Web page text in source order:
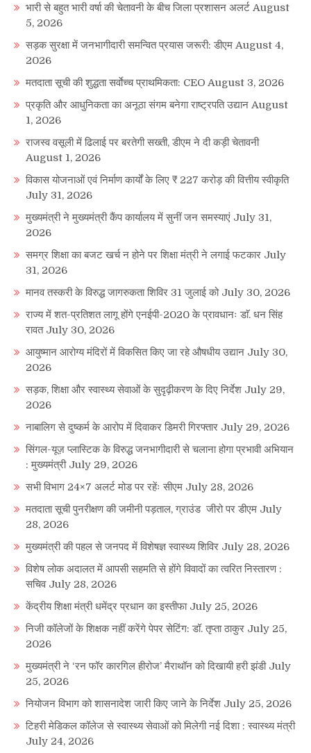
भारी से बहुत भारी वर्षा की चेतावनी के बीच जिला प्रशासन अलर्ट August
5, 2026
सड़क सुरक्षा में जनभागीदारी समन्वित प्रयास जरूरी: डीएम August 4,
2026
मतदाता सूची की शुद्धता सर्वाेच्च प्राथमिकता: CEO August 3, 2026
प्रकृति और आधुनिकता का अनूठा संगम बनेगा राष्ट्रपति उद्यान August
1, 2026
राजस्व वसूली में ढिलाई पर बरतेगी सख्ती, डीएम ने दी कड़ी चेतावनी
August 1, 2026
विकास योजनाओं एवं निर्माण कार्यों के लिए ₹ 227 करोड़ की वित्तीय स्वीकृति
July 31, 2026
मुख्यमंत्री ने मुख्यमंत्री कैंप कार्यालय में सुनीं जन समस्याएं July 31,
2026
समग्र शिक्षा का बजट खर्च न होने पर शिक्षा मंत्री ने लगाई फटकार July
31, 2026
मानव तस्करी के विरुद्ध जागरुकता शिविर 31 जुलाई को July 30, 2026
राज्य में शत-प्रतिशत लागू होंगे एनईपी-2020 के प्रावधानः डाॅ. धन सिंह
रावत July 30, 2026
आयुष्मान आरोग्य मंदिरों में विकसित किए जा रहे औषधीय उद्यान July 30,
2026
सड़क, शिक्षा और स्वास्थ्य सेवाओं के सुदृढ़ीकरण के दिए निर्देश July 29,
2026
नाबालिग से दुष्कर्म के आरोप में दिवाकर डिमरी गिरफ्तार July 29, 2026
सिंगल-यूज़ प्लास्टिक के विरुद्ध जनभागीदारी से चलाना होगा प्रभावी अभियान
: मुख्यमंत्री July 29, 2026
सभी विभाग 24×7 अलर्ट मोड पर रहेंः सीएम July 28, 2026
मतदाता सूची पुनरीक्षण की जमीनी पड़ताल, ग्राउंड जीरो पर डीएम July
28, 2026
मुख्यमंत्री की पहल से जनपद में विशेषज्ञ स्वास्थ्य शिविर July 28, 2026
विशेष लोक अदालत में आपसी सहमति से होंगे विवादों का त्वरित निस्तारण :
सचिव July 28, 2026
केंद्रीय शिक्षा मंत्री धमेंद्र प्रधान का इस्तीफा July 25, 2026
निजी कॉलेजों के शिक्षक नहीं करेंगे पेपर सेटिंग: डॉ. तृप्ता ठाकुर July 25,
2026
मुख्यमंत्री ने ‘रन फॉर कारगिल हीरोज’ मैराथॉन को दिखायी हरी झंडी July
25, 2026
नियोजन विभाग को शासनादेश जारी किए जाने के निर्देश July 25, 2026
टिहरी मेडिकल कॉलेज से स्वास्थ्य सेवाओं को मिलेगी नई दिशा : स्वास्थ्य मंत्री
July 24, 2026